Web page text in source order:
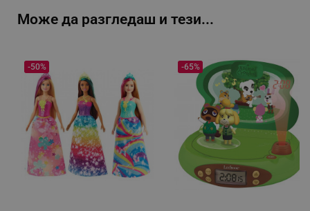
Може да разгледаш и тези...
-50% -65%